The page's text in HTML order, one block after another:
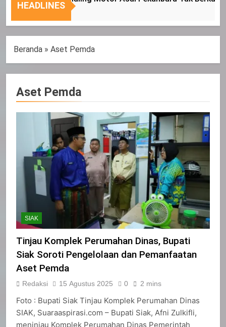
Nasional
Tepat
HEADLINES
Beranda » Aset Pemda
Aset Pemda
SIAK
Tinjau Komplek Perumahan Dinas, Bupati
Siak Soroti Pengelolaan dan Pemanfaatan
Aset Pemda
Redaksi 15 Agustus 2025 0 2 mins
Foto : Bupati Siak Tinjau Komplek Perumahan Dinas
SIAK, Suaraaspirasi.com – Bupati Siak, Afni Zulkifli,
meninjau Komplek Perumahan Dinas Pemerintah